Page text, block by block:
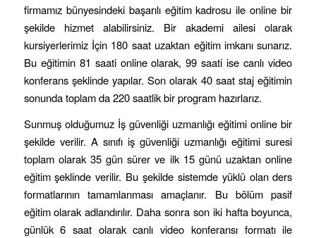
firmamız bünyesindeki başarılı eğitim kadrosu ile online bir
şekilde hizmet alabilirsiniz. Bir akademi ailesi olarak
kursiyerlerimiz İçin 180 saat uzaktan eğitim imkanı sunarız.
Bu eğitimin 81 saati online olarak, 99 saati ise canlı video
konferans şeklinde yapılar. Son olarak 40 saat staj eğitimin
sonunda toplam da 220 saatlik bir program hazırlarız.
Sunmuş olduğumuz İş güvenliği uzmanlığı eğitimi online bir
şekilde verilir. A sınıfı iş güvenliği uzmanlığı eğitimi suresi
toplam olarak 35 gün sürer ve ilk 15 günü uzaktan online
eğitim şeklinde verilir. Bu şekilde sistemde yüklü olan ders
formatlarının tamamlanması amaçlanır. Bu bölüm pasif
eğitim olarak adlandırılır. Daha sonra son iki hafta boyunca,
günlük 6 saat olarak canlı video konferansı formatı ile